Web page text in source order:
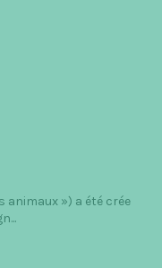
animaux ») a été crée